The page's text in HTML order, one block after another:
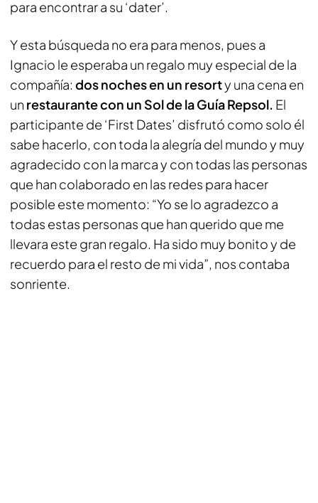
para encontrar a su ‘dater’.
Y esta búsqueda no era para menos, pues a
Ignacio le esperaba un regalo muy especial de la
compañía: dos noches en un resorty una cena en
un restaurante con un Sol de la Guía Repsol. El
participante de ‘First Dates’ disfrutó como solo él
sabe hacerlo, con toda la alegría del mundo y muy
agradecido con la marca y con todas las personas
que han colaborado en las redes para hacer
posible este momento: “Yo se lo agradezco a
todas estas personas que han querido que me
llevara este gran regalo. Ha sido muy bonito y de
recuerdo para el resto de mi vida”, nos contaba
sonriente.